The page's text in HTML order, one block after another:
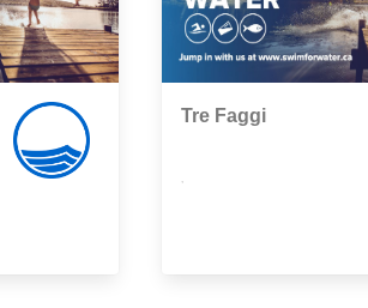
Tre Faggi